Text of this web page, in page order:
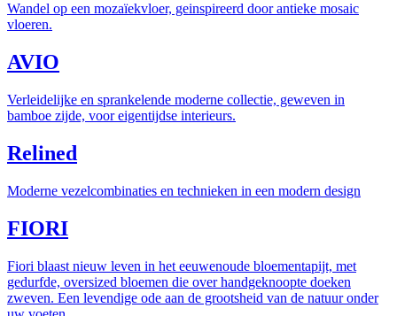
Wandel op een mozaïekvloer, geinspireerd door antieke mosaic
vloeren.
AVIO
Verleidelijke en sprankelende moderne collectie, geweven in
bamboe zijde, voor eigentijdse interieurs.
Relined
Moderne vezelcombinaties en technieken in een modern design
FIORI
Fiori blaast nieuw leven in het eeuwenoude bloementapijt, met
gedurfde, oversized bloemen die over handgeknoopte doeken
zweven. Een levendige ode aan de grootsheid van de natuur onder